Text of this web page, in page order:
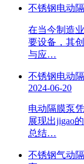
不锈钢电动
在当今制造
要设备，其
与应…
不锈钢电动
2024-06-20
电动隔膜泵
展现出jigao
总结…
不锈钢气动